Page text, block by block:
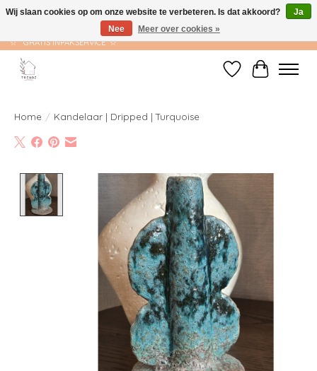
☆ GRATIS VERZENDING VANAF €75 ☆ VERZONDEN BINNEN 1-2 WERKDAGEN
☆ GRATIS INPAKSERVICE ☆
Verlanglijst
Home / Kandelaar | Dripped | Turquoise
Product image slideshow Items
Wij slaan cookies op om onze website te verbeteren. Is dat akkoord?
Ja
Nee
Meer over cookies »